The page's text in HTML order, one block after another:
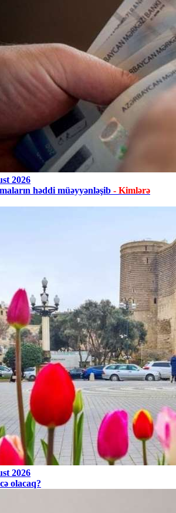
2026
həddi müəyyənləşib - Kimlərə
2026
olacaq?